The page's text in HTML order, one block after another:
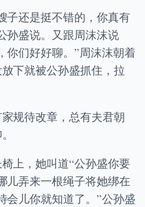
子还是挺不错的，你真有
孙盛说。又跟周沫沫说
你们好好聊。”周沫沫朝着
下就被公孙盛抓住，拉
规待改章，总有夫君朝
上，她叫道“公孙盛你要
儿弄来一根绳子将她绑在
会儿你就知道了。”公孙盛